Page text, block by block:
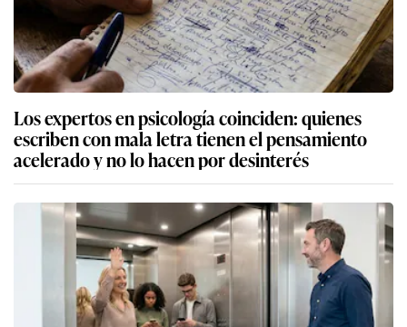
Los expertos en psicología coinciden: quienes
escriben con mala letra tienen el pensamiento
acelerado y no lo hacen por desinterés